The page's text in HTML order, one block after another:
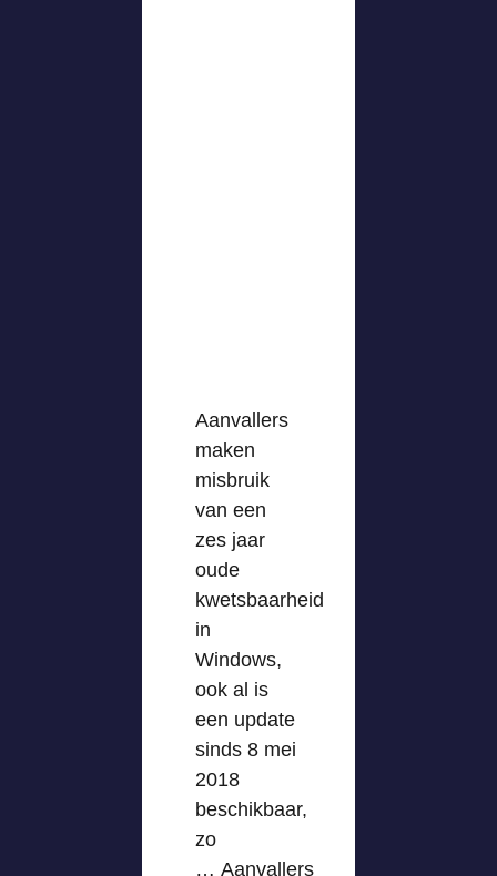
Aanvallers
maken
misbruik
van een
zes jaar
oude
kwetsbaarheid
in
Windows,
ook al is
een update
sinds 8 mei
2018
beschikbaar,
zo
… Aanvallers